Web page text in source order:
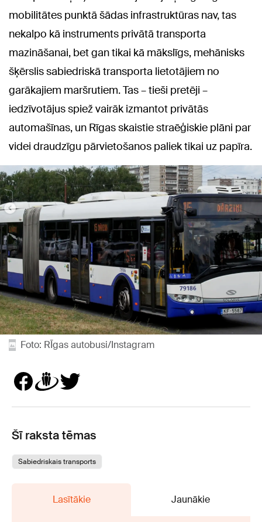
mobilitātes punktā šādas infrastruktūras nav, tas
nekalpo kā instruments privātā transporta
mazināšanai, bet gan tikai kā mākslīgs, mehānisks
šķērslis sabiedriskā transporta lietotājiem no
garākajiem maršrutiem. Tas – tieši pretēji –
iedzīvotājus spiež vairāk izmantot privātās
automašīnas, un Rīgas skaistie straēģiskie plāni par
videi draudzīgu pārvietošanos paliek tikai uz papīra.
Foto: RĪgas autobusi/Instagram
Šī raksta tēmas
Sabiedriskais transports
Lasītākie Jaunākie